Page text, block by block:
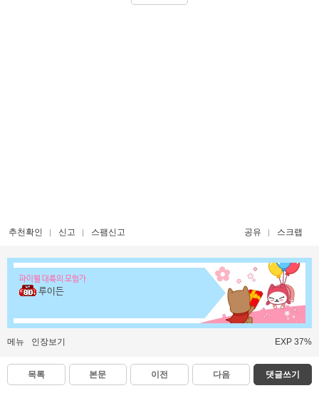
추천확인 신고 스팸신고 공유 스크랩
파이웰 대륙의 모험가
루이든
메뉴 인장보기 EXP 37%
목록 본문 이전 다음 댓글쓰기